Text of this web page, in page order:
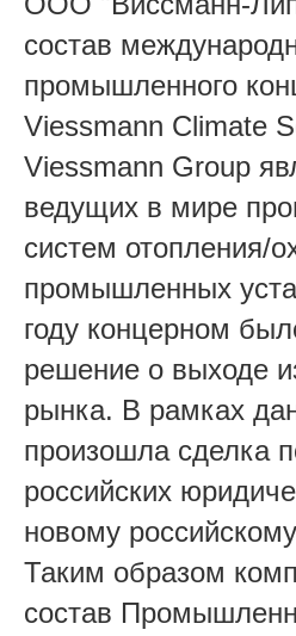
состав
промышленного
Viessmann Climate
Viessmann Group
ведущих в мире
систем отопления/
промышленных
году концерном
решение о выходе
рынка. В рамках
произошла сделка
российских
новому
Таким образом
состав